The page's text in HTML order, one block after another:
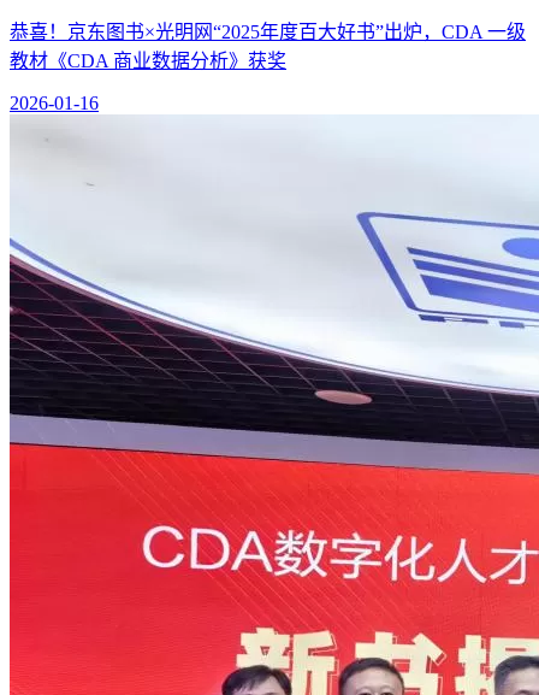
恭喜！京东图书×光明网“2025年度百大好书”出炉，CDA 一级
教材《CDA 商业数据分析》获奖
2026-01-16